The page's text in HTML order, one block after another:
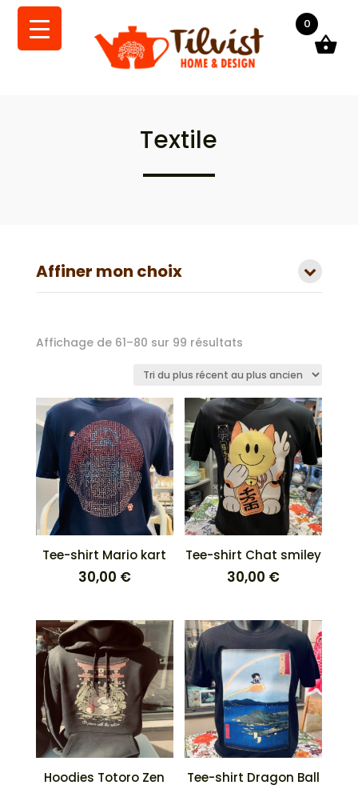
Textile
Affiner mon choix
Affichage de 61–80 sur 99 résultatsTrié
plus
récent
au
plus
ancien
Tee-shirt Mario kart
30,00 €
Tee-shirt Chat smiley
30,00 €
Hoodies Totoro Zen Tee-shirt Dragon Ball
0